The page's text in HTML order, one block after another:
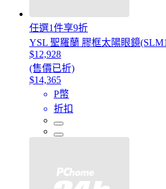
任選1件享9折
YSL 聖羅蘭 膠框太陽眼鏡
$12,928
(售價已折)
$14,365
P幣
折扣